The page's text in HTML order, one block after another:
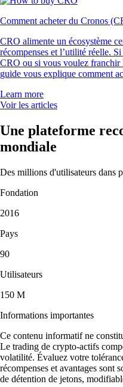
Comment acheter du Cronos
CRO alimente un écosystème
récompenses et l’utilité réelle.
CRO ou si vous voulez franchir
guide vous explique comment
Learn more
Voir les articles
Une plateforme
mondiale
Des millions d'utilisateurs dans
Fondation
2016
Pays
90
Utilisateurs
150 M
Informations importantes
Ce contenu informatif ne
Le trading de crypto-actifs
volatilité. Évaluez votre
récompenses et avantages sont
de détention de jetons,